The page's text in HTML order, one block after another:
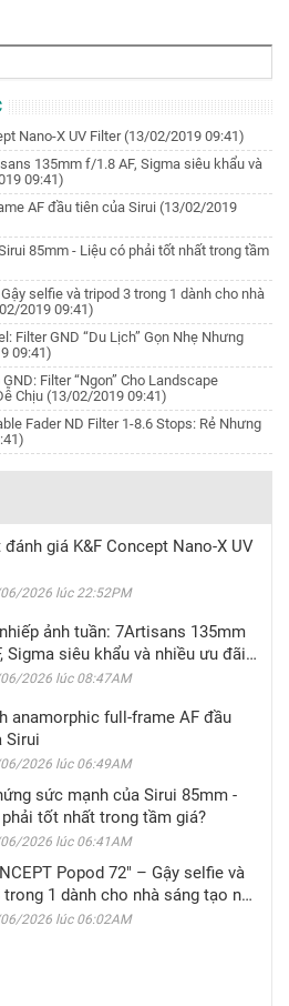
Nano-X UV Filter(13/02/2019 09:41)
135mm f/1.8 AF, Sigma siêu khẩu và
09:41)
AF đầu tiên của Sirui (13/02/2019
85mm - Liệu có phải tốt nhất trong tầm
selfie và tripod 3 trong 1 dành cho nhà
2019 09:41)
Filter GND “Du Lịch” Gọn Nhẹ Nhưng
09:41)
Filter “Ngon” Cho Landscape
Chịu (13/02/2019 09:41)
Fader ND Filter 1-8.6 Stops: Rẻ Nhưng
giá K&F Concept Nano-X UV
2026 lúc 22:52PM
ảnh tuần: 7Artisans 135mm
Sigma siêu khẩu và nhiều ưu đãi
2026 lúc 08:47AM
anamorphic full-frame AF đầu
Sirui
2026 lúc 06:49AM
sức mạnh của Sirui 85mm -
tốt nhất trong tầm giá?
2026 lúc 06:41AM
Popod 72" – Gậy selfie và
1 dành cho nhà sáng tạo nội
2026 lúc 06:02AM